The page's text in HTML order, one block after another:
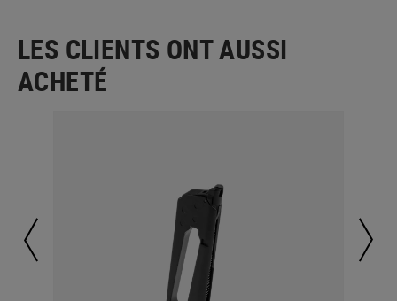
LES CLIENTS ONT AUSSI
ACHETÉ